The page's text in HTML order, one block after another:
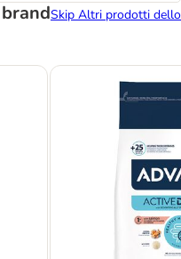
Skip Altri prodotti dello